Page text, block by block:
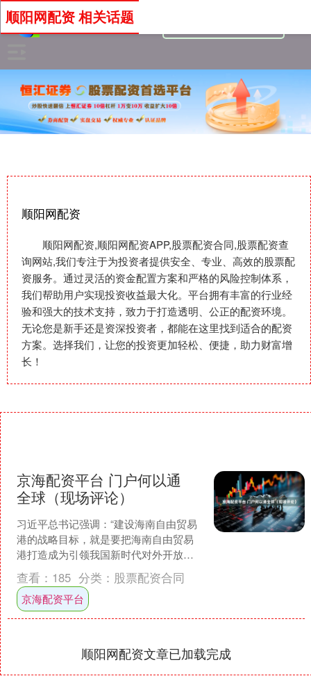
顺阳网配资
顺阳网配资,顺阳网配资APP,股票配资合同,股票配资查
询网站,我们专注于为投资者提供安全、专业、高效的股票配
资服务。通过灵活的资金配置方案和严格的风险控制体系，
我们帮助用户实现投资收益最大化。平台拥有丰富的行业经
验和强大的技术支持，致力于打造透明、公正的配资环境。
无论您是新手还是资深投资者，都能在这里找到适合的配资
方案。选择我们，让您的投资更加轻松、便捷，助力财富增
长！
顺阳网配资 相关话题
京海配资平台 门户何以通
全球（现场评论）
习近平总书记强调：“建设海南自由贸易
港的战略目标，就是要把海南自由贸易
港打造成为引领我国新时代对外开放的
重要门户。”去年12月18日，海南自贸港
正式启动全岛封关....
查看： 185 分类： 股票配资合同
京海配资平台
顺阳网配资文章已加载完成